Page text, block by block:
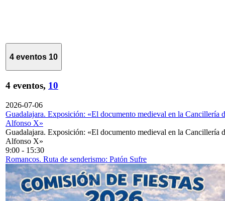
4 eventos 10
4 eventos, 10
2026-07-06
Guadalajara. Exposición: «El documento medieval en la Cancillería
Alfonso X»
Guadalajara. Exposición: «El documento medieval en la Cancillería
Alfonso X»
9:00 - 15:30
Romancos. Ruta de senderismo: Patón Sufre